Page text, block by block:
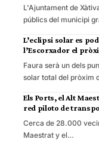
L'Ajuntament de
públics del municipi
L’eclipsi solar es
l’Escorxador el
Faura serà un dels
solar total del pròxim
Els Ports, el Alt
red piloto de
Cerca de 28.000
Maestrat y el…